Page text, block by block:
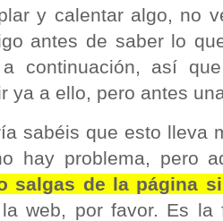
y calentar algo, no
antes de saber lo
a continuación, así
ya a ello, pero antes
sabéis que esto lleva
hay problema, pero
salgas de la página
web, por favor. Es la